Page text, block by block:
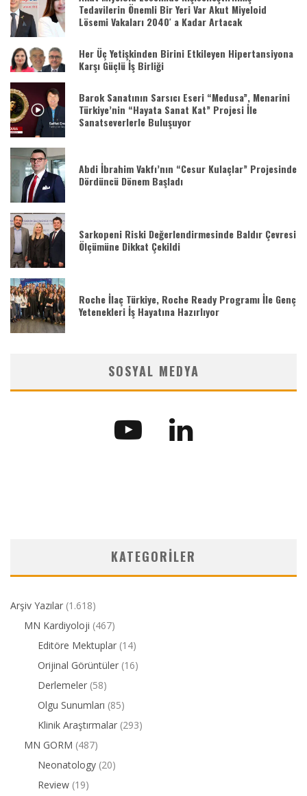
Tedavilerin Önemli Bir Yeri Var Akut Miyeloid
Lösemi Vakaları 2040′ a Kadar Artacak
Her Üç Yetişkinden Birini Etkileyen Hipertansiyona
Karşı Güçlü İş Birliği
Barok Sanatının Sarsıcı Eseri “Medusa”, Menarini
Türkiye’nin “Hayata Sanat Kat” Projesi İle
Sanatseverlerle Buluşuyor
Abdi İbrahim Vakfı’nın “Cesur Kulaçlar” Projesinde
Dördüncü Dönem Başladı
Sarkopeni Riski Değerlendirmesinde Baldır Çevresi
Ölçümüne Dikkat Çekildi
Roche İlaç Türkiye, Roche Ready Programı İle Genç
Yetenekleri İş Hayatına Hazırlıyor
SOSYAL MEDYA
KATEGORILER
Arşiv Yazılar (1.618)
MN Kardiyoloji (467)
Editöre Mektuplar (14)
Orijinal Görüntüler (16)
Derlemeler (58)
Olgu Sunumları (85)
Klinik Araştırmalar (293)
MN GORM (487)
Neonatology (20)
Review (19)